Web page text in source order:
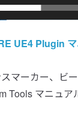
UE4 Plugin
マーカー、ビ
Tools マニュア